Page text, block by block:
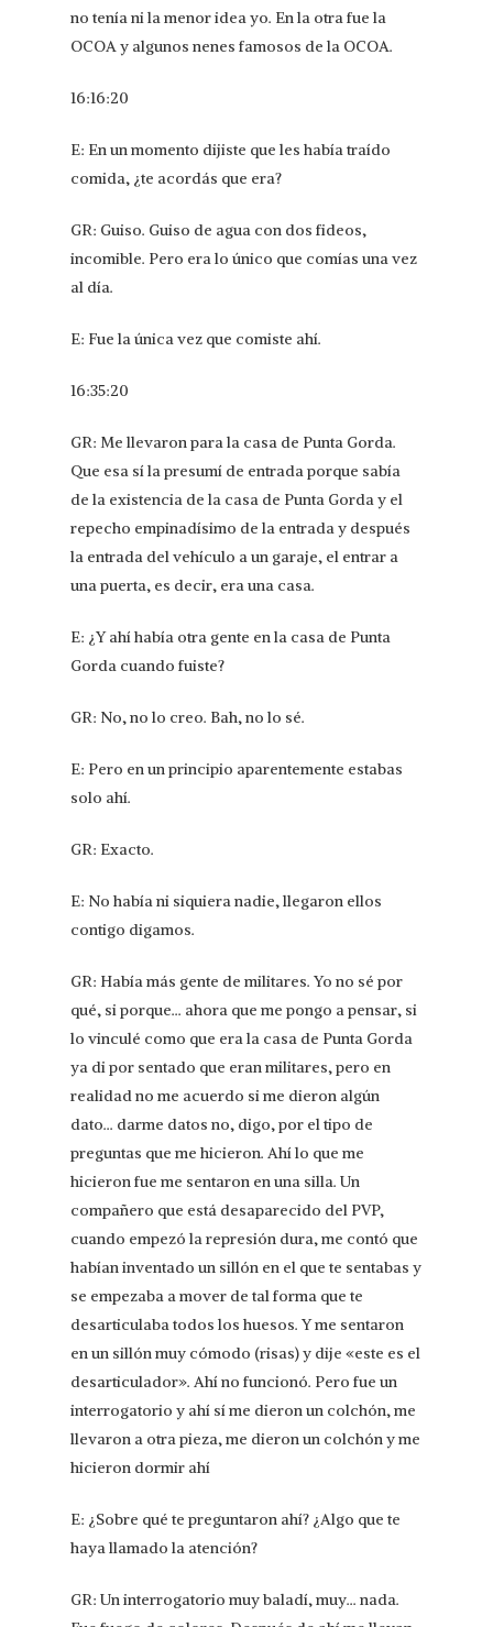
no tenía ni la menor idea yo. En la otra fue la
OCOA y algunos nenes famosos de la OCOA.
16:16:20
E: En un momento dijiste que les había traído
comida, ¿te acordás que era?
GR: Guiso. Guiso de agua con dos fideos,
incomible. Pero era lo único que comías una vez
al día.
E: Fue la única vez que comiste ahí.
16:35:20
GR: Me llevaron para la casa de Punta Gorda.
Que esa sí la presumí de entrada porque sabía
de la existencia de la casa de Punta Gorda y el
repecho empinadísimo de la entrada y después
la entrada del vehículo a un garaje, el entrar a
una puerta, es decir, era una casa.
E: ¿Y ahí había otra gente en la casa de Punta
Gorda cuando fuiste?
GR: No, no lo creo. Bah, no lo sé.
E: Pero en un principio aparentemente estabas
solo ahí.
GR: Exacto.
E: No había ni siquiera nadie, llegaron ellos
contigo digamos.
GR: Había más gente de militares. Yo no sé por
qué, si porque… ahora que me pongo a pensar, si
lo vinculé como que era la casa de Punta Gorda
ya di por sentado que eran militares, pero en
realidad no me acuerdo si me dieron algún
dato… darme datos no, digo, por el tipo de
preguntas que me hicieron. Ahí lo que me
hicieron fue me sentaron en una silla. Un
compañero que está desaparecido del PVP,
cuando empezó la represión dura, me contó que
habían inventado un sillón en el que te sentabas y
se empezaba a mover de tal forma que te
desarticulaba todos los huesos. Y me sentaron
en un sillón muy cómodo (risas) y dije «este es el
desarticulador». Ahí no funcionó. Pero fue un
interrogatorio y ahí sí me dieron un colchón, me
llevaron a otra pieza, me dieron un colchón y me
hicieron dormir ahí
E: ¿Sobre qué te preguntaron ahí? ¿Algo que te
haya llamado la atención?
GR: Un interrogatorio muy baladí, muy… nada.